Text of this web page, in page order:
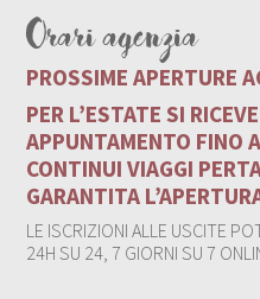
Orari agenzia
PROSSIME APERTURE
PER L’ESTATE SI
APPUNTAMENTO FINO
CONTINUI VIAGGI
GARANTITA
LE ISCRIZIONI ALLE USCITE
24H SU 24, 7 GIORNI SU 7